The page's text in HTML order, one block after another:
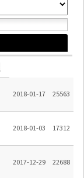
2018-01-17 25563
2018-01-03 17312
2017-12-29 22688